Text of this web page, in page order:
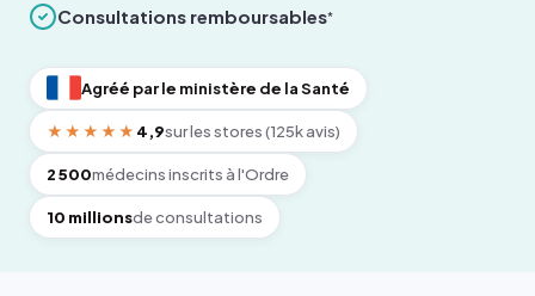
Consultations remboursables*
Agréé par le ministère de la Santé
★★★★★ 4,9sur les stores (125k avis)
2 500médecins inscrits à l'Ordre
10 millionsde consultations